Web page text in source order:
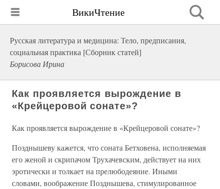
ВикиЧтение
Русская литература и медицина: Тело, предписания,
социальная практика [Сборник статей]
Борисова Ирина
Как проявляется вырождение в
«Крейцеровой сонате»?
Как проявляется вырождение в «Крейцеровой сонате»?
Позднышеву кажется, что соната Бетховена, исполняемая
его женой и скрипачом Трухачевским, действует на них
эротически и толкает на прелюбодеяние. Иными
словами, воображение Позднышева, стимулированное